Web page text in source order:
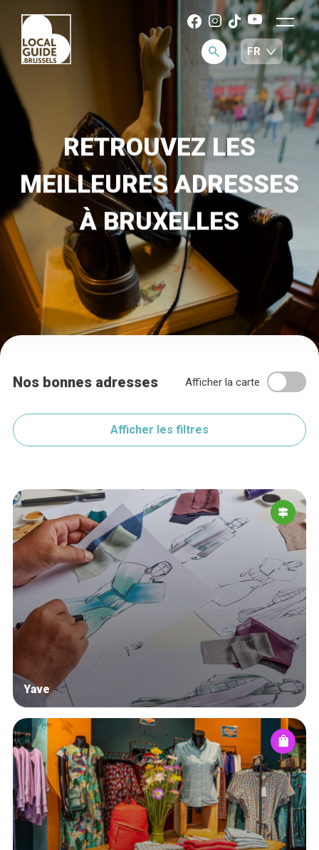
RETROUVEZ LES
MEILLEURES ADRESSES
À BRUXELLES
Nos bonnes adresses Afficher la carte
Afficher les filtres
Yave